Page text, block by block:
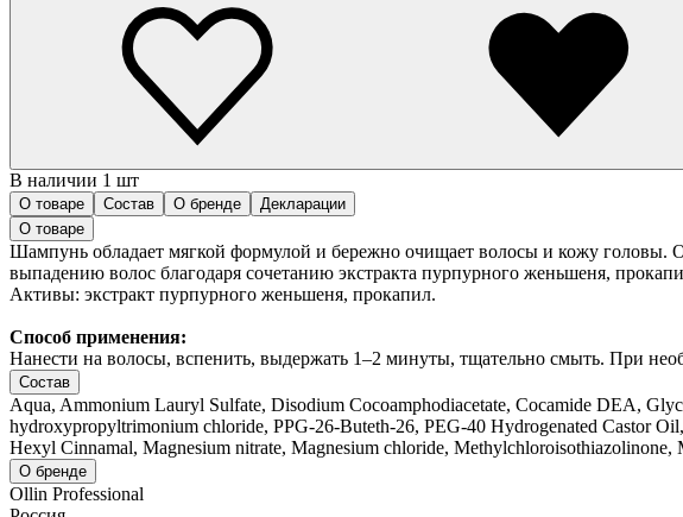
В наличии 1 шт
О товаре Состав О бренде
Декларации
О товаре
Шампунь обладает мягкой формулой и бережно очищает волосы и кожу
выпадению волос благодаря сочетанию экстракта пурпурного женьшеня,
Активы: экстракт пурпурного женьшеня, прокапил.
Способ применения:
Нанести на волосы, вспенить, выдержать 1–2 минуты, тщательно смыть. При
Состав
Aqua, Ammonium Lauryl Sulfate, Disodium Cocoamphodiacetate, Cocamide DEA,
hydroxypropyltrimonium chloride, PPG-26-Buteth-26, PEG-40 Hydrogenated Castor
Hexyl Cinnamal, Magnesium nitrate, Magnesium chloride, Methylchloroisothiazolinone,
О бренде
Ollin Professional